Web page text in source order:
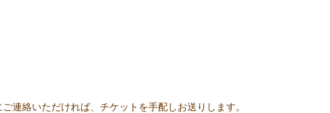
歌劇場にご連絡いただければ、チケッ